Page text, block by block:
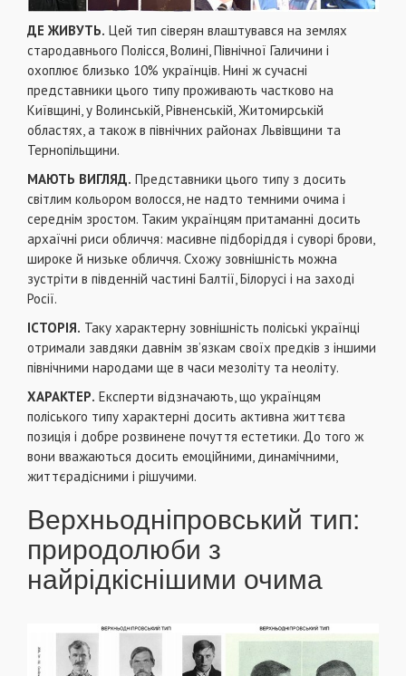
ДЕ ЖИВУТЬ. Цей тип сіверян влаштувався на землях
стародавнього Полісся, Волині, Північної Галичини і
охоплює близько 10% українців. Нині ж сучасні
представники цього типу проживають частково на
Київщині, у Волинській, Рівненській, Житомирській
областях, а також в північних районах Львівщини та
Тернопільщини.
МАЮТЬ ВИГЛЯД. Представники цього типу з досить
світлим кольором волосся, не надто темними очима і
середнім зростом. Таким українцям притаманні досить
архаїчні риси обличчя: масивне підборіддя і суворі брови,
широке й низьке обличчя. Схожу зовнішність можна
зустріти в південній частині Балтії, Білорусі і на заході
Росії.
ІСТОРІЯ. Таку характерну зовнішність поліські українці
отримали завдяки давнім зв’язкам своїх предків з іншими
північними народами ще в часи мезоліту та неоліту.
ХАРАКТЕР. Експерти відзначають, що українцям
поліського типу характерні досить активна життєва
позиція і добре розвинене почуття естетики. До того ж
вони вважаються досить емоційними, динамічними,
життєрадісними і рішучими.
Верхньодніпровський тип:
природолюби з
найрідкіснішими очима